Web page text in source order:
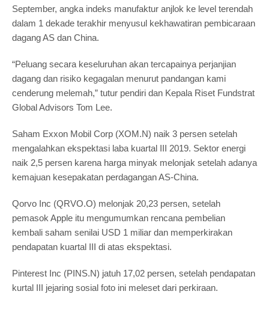
September, angka indeks manufaktur anjlok ke level terendah
dalam 1 dekade terakhir menyusul kekhawatiran pembicaraan
dagang AS dan China.
“Peluang secara keseluruhan akan tercapainya perjanjian
dagang dan risiko kegagalan menurut pandangan kami
cenderung melemah,” tutur pendiri dan Kepala Riset Fundstrat
Global Advisors Tom Lee.
Saham Exxon Mobil Corp (XOM.N) naik 3 persen setelah
mengalahkan ekspektasi laba kuartal III 2019. Sektor energi
naik 2,5 persen karena harga minyak melonjak setelah adanya
kemajuan kesepakatan perdagangan AS-China.
Qorvo Inc (QRVO.O) melonjak 20,23 persen, setelah
pemasok Apple itu mengumumkan rencana pembelian
kembali saham senilai USD 1 miliar dan memperkirakan
pendapatan kuartal III di atas ekspektasi.
Pinterest Inc (PINS.N) jatuh 17,02 persen, setelah pendapatan
kurtal III jejaring sosial foto ini meleset dari perkiraan.